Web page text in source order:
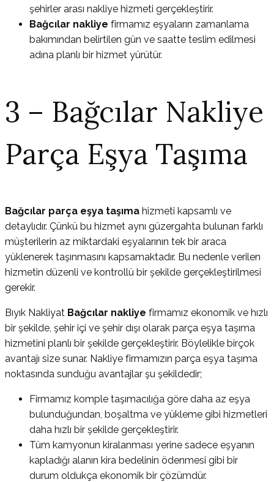
şehirler arası nakliye hizmeti gerçekleştirir.
Bağcılar nakliye firmamız eşyaların zamanlama
bakımından belirtilen gün ve saatte teslim edilmesi
adına planlı bir hizmet yürütür.
3 – Bağcılar Nakliye
Parça Eşya Taşıma
Bağcılar parça eşya taşıma hizmeti kapsamlı ve
detaylıdır. Çünkü bu hizmet aynı güzergahta bulunan farklı
müşterilerin az miktardaki eşyalarının tek bir araca
yüklenerek taşınmasını kapsamaktadır. Bu nedenle verilen
hizmetin düzenli ve kontrollü bir şekilde gerçekleştirilmesi
gerekir.
Bıyık Nakliyat Bağcılar nakliye firmamız ekonomik ve hızlı
bir şekilde, şehir içi ve şehir dışı olarak parça eşya taşıma
hizmetini planlı bir şekilde gerçekleştirir. Böylelikle birçok
avantajı size sunar. Nakliye firmamızın parça eşya taşıma
noktasında sunduğu avantajlar şu şekildedir;
Firmamız komple taşımacılığa göre daha az eşya
bulunduğundan, boşaltma ve yükleme gibi hizmetleri
daha hızlı bir şekilde gerçekleştirir.
Tüm kamyonun kiralanması yerine sadece eşyanın
kapladığı alanın kira bedelinin ödenmesi gibi bir
durum oldukça ekonomik bir çözümdür.